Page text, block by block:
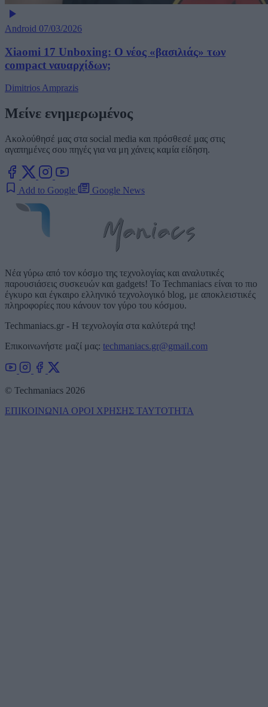
Android 07/03/2026
Xiaomi 17 Unboxing: Ο νέος «βασιλιάς» των
compact ναυαρχίδων;
Dimitrios Amprazis
Μείνε ενημερωμένος
Ακολούθησέ μας στα social media και πρόσθεσέ μας στις
αγαπημένες σου πηγές για να μη χάνεις καμία είδηση.
Add to Google Google News
Νέα γύρω από τον κόσμο της τεχνολογίας και αναλυτικές
παρουσιάσεις συσκευών και gadgets! Το Techmaniacs είναι το πιο
έγκυρο και έγκαιρο ελληνικό τεχνολογικό blog, με αποκλειστικές
πληροφορίες που κάνουν τον γύρο του κόσμου.
Techmaniacs.gr - Η τεχνολογία στα καλύτερά της!
Επικοινωνήστε μαζί μας: techmaniacs.gr@gmail.com
© Techmaniacs 2026
ΕΠΙΚΟΙΝΩΝΙΑ ΟΡΟΙ ΧΡΗΣΗΣ ΤΑΥΤΟΤΗΤΑ